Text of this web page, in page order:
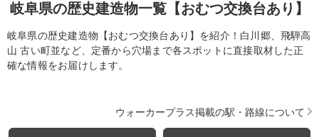
岐阜県の歴史建造物一覧【おむつ交換台あり】
岐阜県の歴史建造物【おむつ交換台あり】を紹介！白川郷、飛騨高
山 古い町並など、定番から穴場まで各スポットに直接取材した正
確な情報をお届けします。
ウォーカープラス掲載の駅・路線について